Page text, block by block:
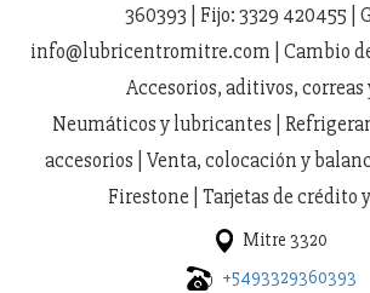
360393 | Fijo: 3329 420455 |
info@lubricentromitre.com | Cambio
Accesorios, aditivos, correas
Neumáticos y lubricantes |
accesorios | Venta, colocación y
Firestone | Tarjetas de crédito
Mitre 3320
+5493329360393